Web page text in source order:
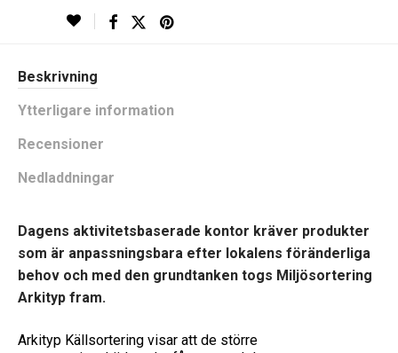
Beskrivning
Ytterligare information
Recensioner
Nedladdningar
Dagens aktivitetsbaserade kontor kräver produkter
som är anpassningsbara efter lokalens föränderliga
behov och med den grundtanken togs Miljösortering
Arkityp fram.
Arkityp Källsortering visar att de större